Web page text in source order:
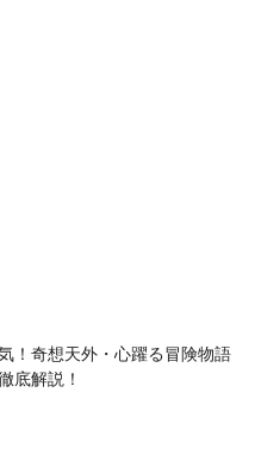
！奇想天外・心躍る冒険物語
底解説！